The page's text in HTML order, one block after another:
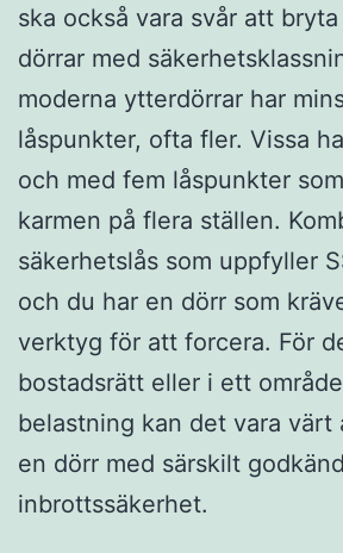
ska också vara svår att
dörrar med
moderna ytterdörrar har
låspunkter, ofta fler. Vissa
och med fem låspunkter
karmen på flera ställen.
säkerhetslås som uppfyller
och du har en dörr som
verktyg för att forcera. För
bostadsrätt eller i ett
belastning kan det vara värt
en dörr med särskilt godkänd
inbrottssäkerhet.